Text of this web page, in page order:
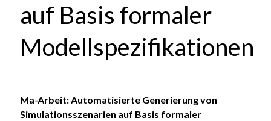
auf Basis formaler
Modellspezifikationen
Ma-Arbeit: Automatisierte Generierung von
Simulationsszenarien auf Basis formaler